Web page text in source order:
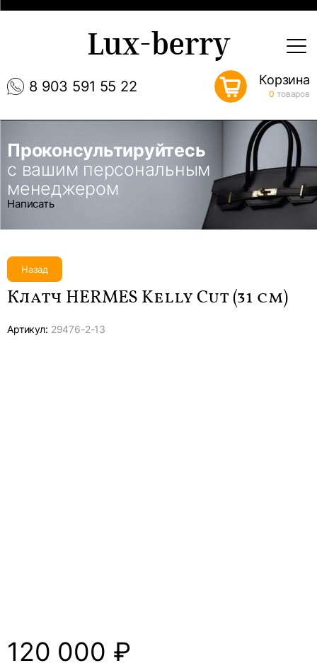
8 903 591 55 22
Lux-berry
Корзина
0 товаров
Проконсультируйтесь
с вашим персональным
менеджером
Написать
Назад
Клатч HERMES Kelly Cut (31 см)
Артикул: 29476-2-13
120 000 ₽